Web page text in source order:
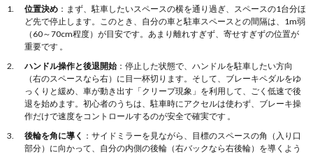
位置決め ：まず、駐車したいスペースの横を通り過ぎ、スペースの1台分ほ
ど先で停止します。このとき、自分の車と駐車スペースとの間隔は、1m弱
（60～70cm程度）が目安です。あまり離れすぎず、寄せすぎずの位置が
重要です 。
ハンドル操作と後退開始 ：停止した状態で、ハンドルを駐車したい方向
（右のスペースなら右）に目一杯切ります。そして、ブレーキペダルをゆ
っくりと緩め、車が動き出す「クリープ現象」を利用して、ごく低速で後
退を始めます。初心者のうちは、駐車時にアクセルは使わず、ブレーキ操
作だけで速度をコントロールするのが安全で確実です 。
後輪を角に導く ：サイドミラーを見ながら、目標のスペースの角（入り口
部分）に向かって、自分の内側の後輪（右バックなら右後輪）を導くよう